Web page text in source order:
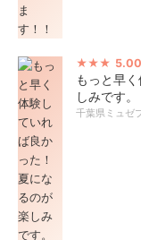
5.00
もっと早
しみです。
千葉県ミュゼ